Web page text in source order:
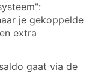
je gekoppelde
extra
gaat via de